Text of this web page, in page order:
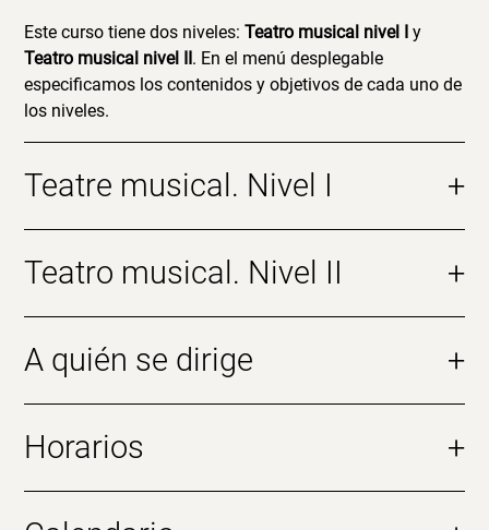
Este curso tiene dos niveles:Teatro musical nivel I y
Teatro musical nivel II. En el menú desplegable
especificamos los contenidos y objetivos de cada uno de
los niveles.
Teatre musical. Nivel I +
Teatro musical. Nivel II +
A quién se dirige +
Horarios +